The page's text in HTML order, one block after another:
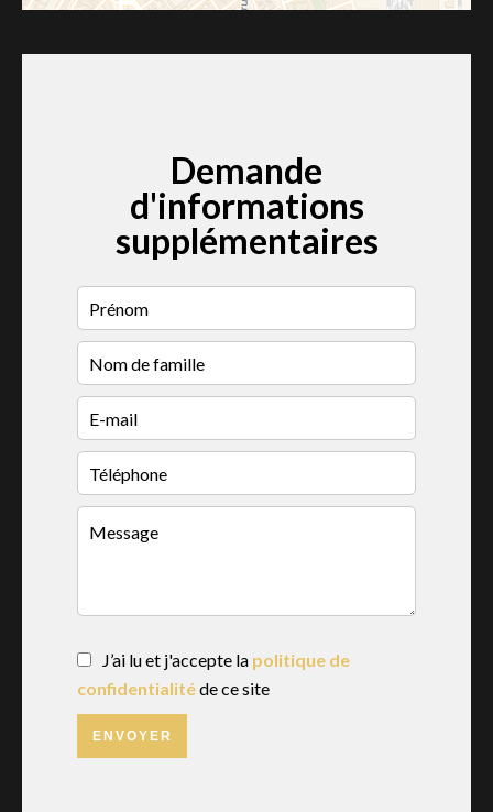
Demande
d'informations
supplémentaires
J’ai lu et j'accepte la politique de
confidentialitéde ce site
ENVOYER